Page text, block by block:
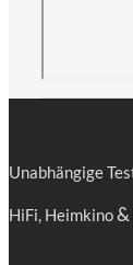
Unab­hän­gi­ge
HiFi, Heim­ki­no&